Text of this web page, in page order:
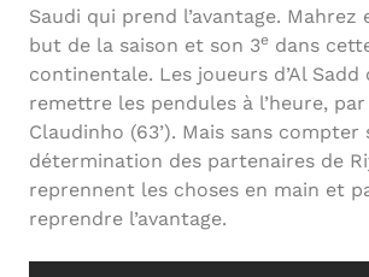
Saudi qui prend l’avantage. Mahrez
but de la saison et son 3e dans
continentale. Les joueurs d’Al Sadd
remettre les pendules à l’heure, par
Claudinho (63’). Mais sans compter
détermination des partenaires de
reprennent les choses en main et
reprendre l’avantage.